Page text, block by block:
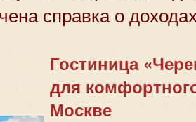
справка о
Гостиница
для
Москве